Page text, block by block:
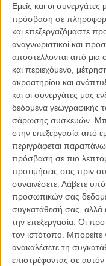
Εμείς και οι
πρόσβαση σε
και επεξεργαζόμαστε
αναγνωριστικοί και
αποστέλλονται από μια
και περιεχόμενο,
ακροατηρίου και
και οι συνεργάτες μας
δεδομένα γεωγραφικής
σάρωσης συσκευών.
στην επεξεργασία από
περιγράφεται
πρόσβαση σε πιο
προτιμήσεις σας πριν
συναινέσετε. Λάβετε
προσωπικών σας
συγκατάθεσή σας, αλλά
την επεξεργασία. Οι
τον ιστότοπο. Μπορείτε
ανακαλέσετε τη
επιστρέφοντας σε